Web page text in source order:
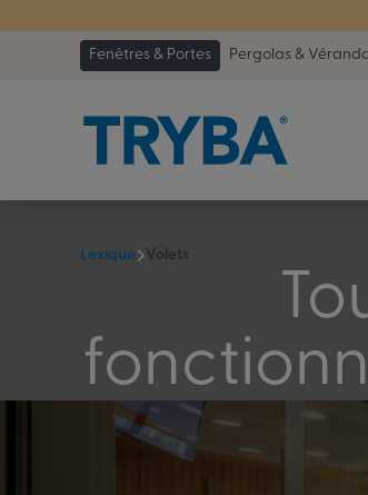
Fenêtres & Portes
Pergolas &
Lexique Volets